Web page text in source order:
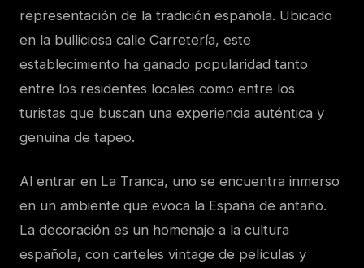
representación de la tradición española. Ubicado
en la bulliciosa calle Carretería, este
establecimiento ha ganado popularidad tanto
entre los residentes locales como entre los
turistas que buscan una experiencia auténtica y
genuina de tapeo.
Al entrar en La Tranca, uno se encuentra inmerso
en un ambiente que evoca la España de antaño.
La decoración es un homenaje a la cultura
española, con carteles vintage de películas y